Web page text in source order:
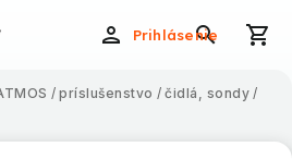
Prihlásenie
/ príslušenstvo / čidlá, sondy /